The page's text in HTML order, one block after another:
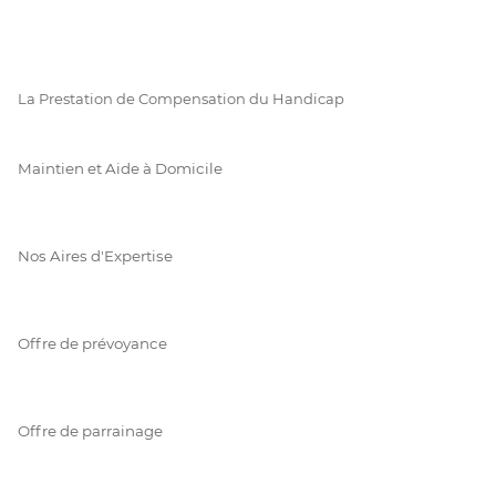
La Prestation de Compensation du Handicap
Maintien et Aide à Domicile
Nos Aires d'Expertise
Offre de prévoyance
Offre de parrainage